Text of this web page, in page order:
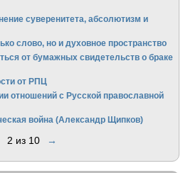
суверенитета, абсолютизм и
слово, но и духовное пространство
от бумажных свидетельств о браке
от РПЦ
отношений с Русской православной
война (Александр Щипков)
2 из 10 →